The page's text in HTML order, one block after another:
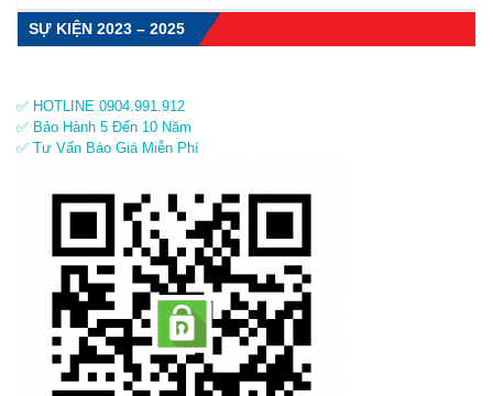
SỰ KIỆN 2023 – 2025
✅ HOTLINE 0904.991.912
✅ Bảo Hành 5 Đến 10 Năm
✅ Tư Vấn Báo Giá Miễn Phí